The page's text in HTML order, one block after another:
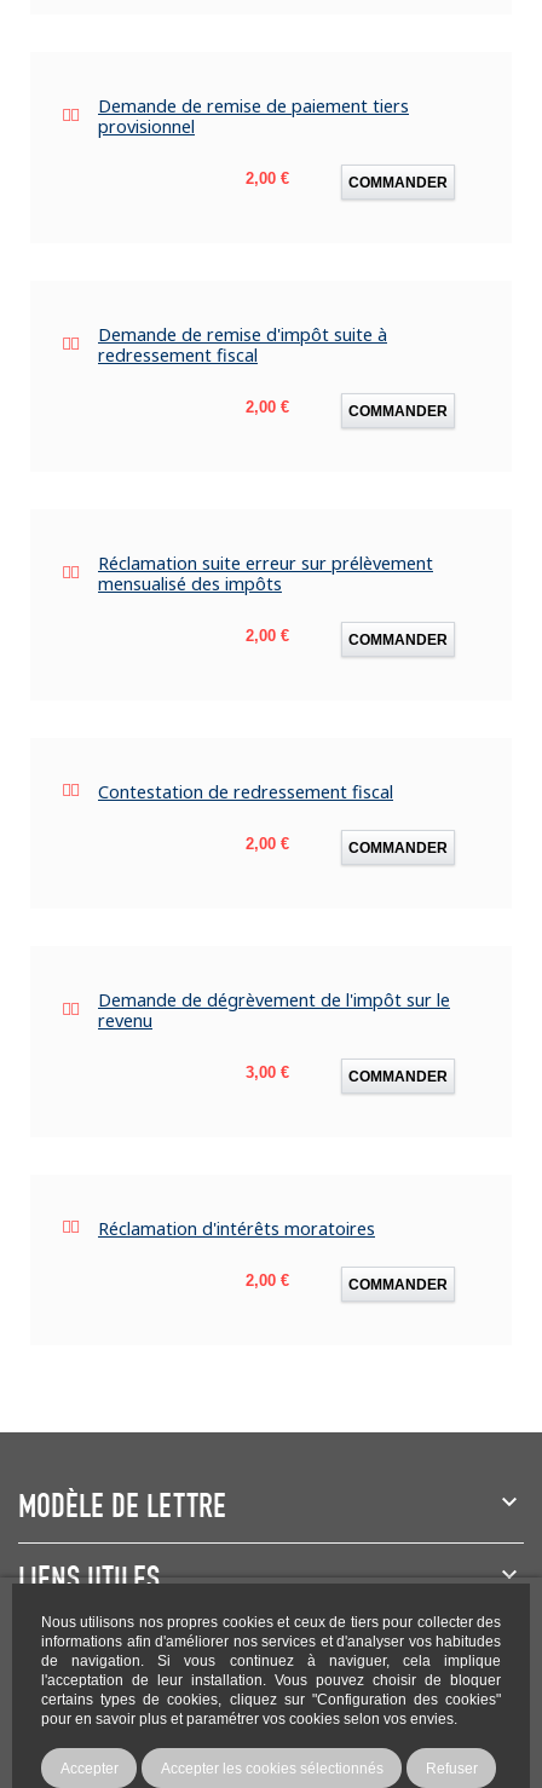
Nous utilisons nos propres cookies et ceux de tiers pour collecter des
informations afin d'améliorer nos services et d'analyser vos habitudes
de navigation. Si vous continuez à naviguer, cela implique
l'acceptation de leur installation. Vous pouvez choisir de bloquer
certains types de cookies, cliquez sur "Configuration des cookies"
pour en savoir plus et paramétrer vos cookies selon vos envies.
Accepter Accepter les cookies sélectionnés Refuser
Demande de remise de paiement tiers
provisionnel
Prix
2,00 € COMMANDER
Demande de remise d'impôt suite à
redressement fiscal
Prix
2,00 € COMMANDER
Réclamation suite erreur sur prélèvement
mensualisé des impôts
Prix
2,00 € COMMANDER
Contestation de redressement fiscal
Prix
2,00 € COMMANDER
Demande de dégrèvement de l'impôt sur le
revenu
Prix
3,00 € COMMANDER
Réclamation d'intérêts moratoires
Prix
2,00 € COMMANDER
MODÈLE DE LETTRE
LIENS UTILES
NEWSLETTER